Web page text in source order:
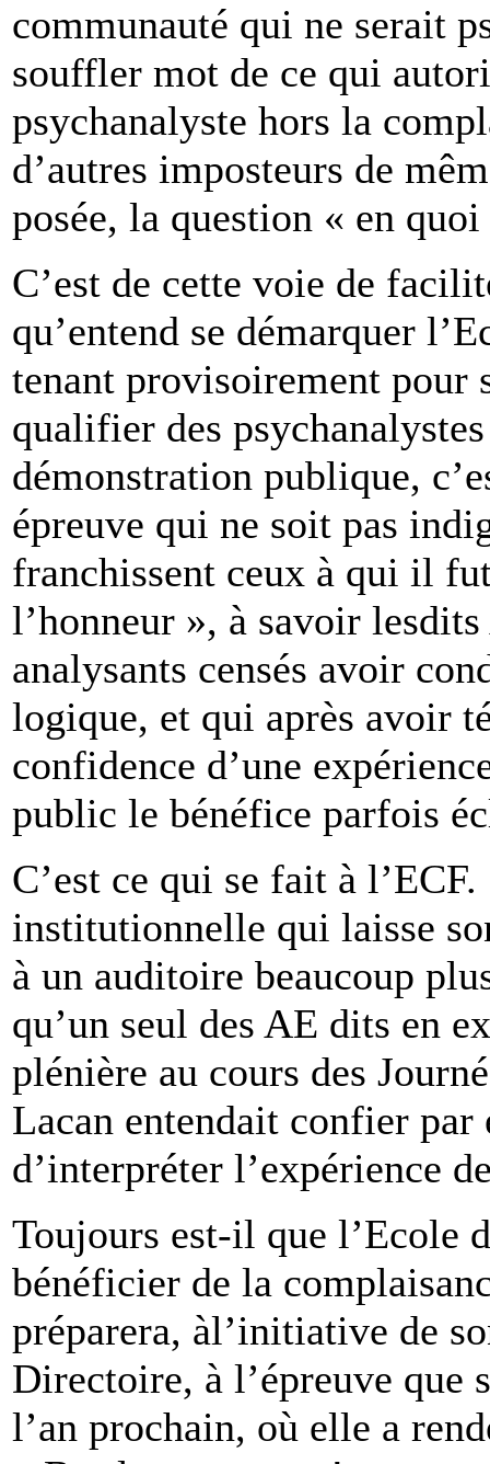
communauté qui ne serait
souffler mot de ce qui
psychanalyste hors la
d’autres imposteurs de
posée, la question « en
C’est de cette voie de
qu’entend se démarquer
tenant provisoirement pour
qualifier des
démonstration publique,
épreuve qui ne soit pas
franchissent ceux à qui il
l’honneur », à savoir
analysants censés avoir
logique, et qui après avoir
confidence d’une
public le bénéfice parfois
C’est ce qui se fait à
institutionnelle qui laisse
à un auditoire beaucoup
qu’un seul des AE dits en
plénière au cours des
Lacan entendait confier
d’interpréter l’expérience
Toujours est-il que l’Ecole
bénéficier de la
préparera, àl’initiative de
Directoire, à l’épreuve que
l’an prochain, où elle a